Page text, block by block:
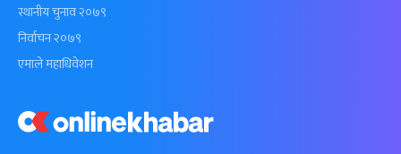
स्थानीय चुनाव २०७९
निर्वाचन २०७९
एमाले महाधिवेशन